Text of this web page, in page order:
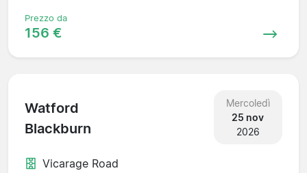
Prezzo da
156 €
Watford
Blackburn
Mercoledì
25 nov
2026
Vicarage Road